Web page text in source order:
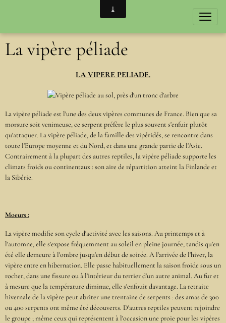
La vipère péliade
LA VIPERE PELIADE.
La vipère péliade est l'une des deux vipères communes de France. Bien que sa
morsure soit venimeuse, ce serpent préfère le plus souvent s'enfuir plutôt
qu'attaquer. La vipère péliade, de la famille des vipéridés, se rencontre dans
toute l'Europe moyenne et du Nord, et dans une grande partie de l'Asie.
Contrairement à la plupart des autres reptiles, la vipère péliade supporte les
climats froids ou continentaux : son aire de répartition atteint la Finlande et
la Sibérie.
Moeurs :
La vipère modifie son cycle d'activité avec les saisons. Au printemps et à
l'automne, elle s'expose fréquemment au soleil en pleine journée, tandis qu'en
été elle demeure à l'ombre jusqu'en début de soirée. A l'arrivée de l'hiver, la
vipère entre en hibernation. Elle passe habituellement la saison froide sous un
rocher, dans une fissure ou à l'intérieur du terrier d'un autre animal. Au fur et
à mesure que la température diminue, elle s'enfouit davantage. La retraite
hivernale de la vipère peut abriter une trentaine de serpents : des amas de 300
ou 400 serpents ont même été découverts. D'autres reptiles peuvent rejoindre
le groupe ; même ceux qui représentent à l'occasion une proie pour les vipères